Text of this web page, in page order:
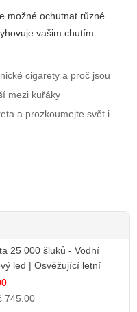
možné ochutnat různé
vašim chutím.
cigarety a proč jsou
mezi kuřáky
a prozkoumejte svět i
25 000 šluků - Vodní
led | Osvěžující letní
745.00